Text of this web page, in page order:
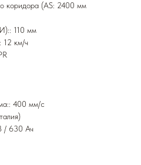
коридора (AS: 2400 мм
110 мм
12 км/ч
400 мм/с
/ 630 Ач